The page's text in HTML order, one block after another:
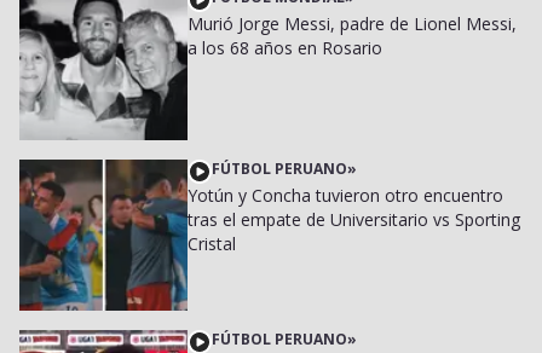
Murió Jorge Messi, padre de Lionel Messi,
a los 68 años en Rosario
FÚTBOL PERUANO»
Yotún y Concha tuvieron otro encuentro
tras el empate de Universitario vs Sporting
Cristal
FÚTBOL PERUANO»